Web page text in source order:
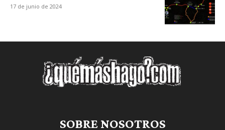
17 de junio de 2024
SOBRE NOSOTROS